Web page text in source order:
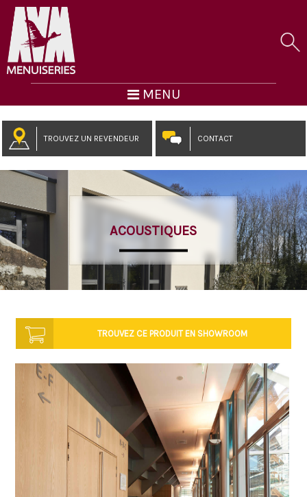
MENU
TROUVEZ UN REVENDEUR CONTACT
ACOUSTIQUES
TROUVEZ CE PRODUIT EN SHOWROOM